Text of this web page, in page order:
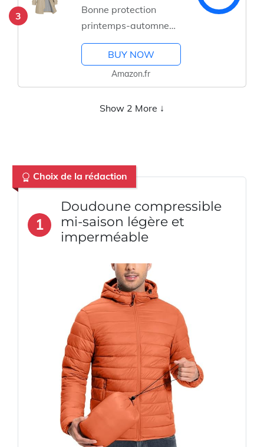
3
ajustable
Bonne protection
printemps-automne
élégante
BUY NOW
Amazon.fr
Show 2 More ↓
Choix de la rédaction
1
Doudoune compressible
mi-saison légère et
imperméable